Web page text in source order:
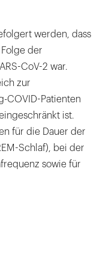
werden, dass
der
CoV-2 war.
zur
COVID-Patienten
ist.
für die Dauer der
Schlaf), bei der
sowie für